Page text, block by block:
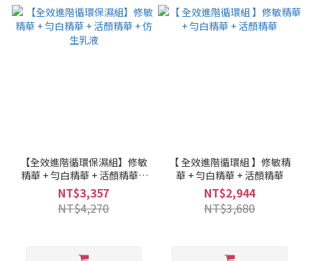
【全效進階循環保濕組】修敏
精華 + 勻白精華 + 活顏精華 +
仿生乳液
NT$3,357
NT$4,270
【 全效進階循環組 】修敏精
華 + 勻白精華 + 活顏精華
NT$2,944
NT$3,680